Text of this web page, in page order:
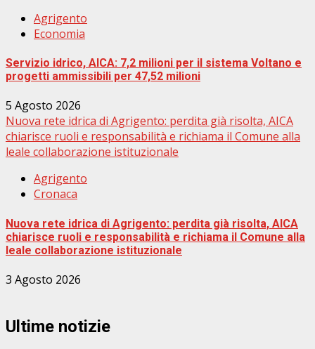
Agrigento
Economia
Servizio idrico, AICA: 7,2 milioni per il sistema Voltano e
progetti ammissibili per 47,52 milioni
5 Agosto 2026
Nuova rete idrica di Agrigento: perdita già risolta, AICA
chiarisce ruoli e responsabilità e richiama il Comune alla
leale collaborazione istituzionale
Agrigento
Cronaca
Nuova rete idrica di Agrigento: perdita già risolta, AICA
chiarisce ruoli e responsabilità e richiama il Comune alla
leale collaborazione istituzionale
3 Agosto 2026
Ultime notizie